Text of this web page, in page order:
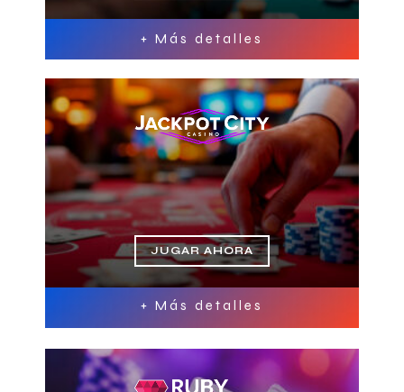
+ Más detalles
JUGAR AHORA
+ Más detalles